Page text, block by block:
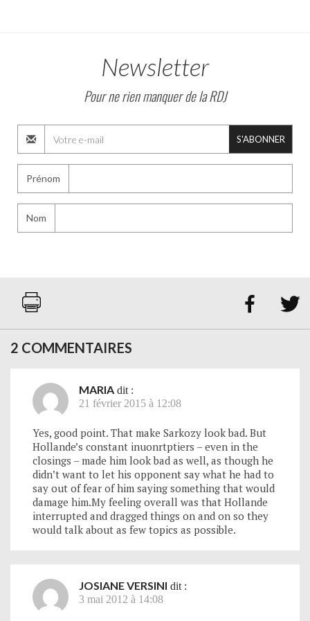
Newsletter
Pour ne rien manquer de la RDJ
S'ABONNER
Prénom
Nom
 
2 COMMENTAIRES
MARIA dit :
21 février 2015 à 12:08
Yes, good point. That make Sarkozy look bad. But
Hollande’s constant inuonrtptiers – even in the
closings – made him look bad as well, as though he
didn’t want to let his opponent say what he had to
say out of fear of him saying something that would
damage him.My feeling overall was that Hollande
interrupted and dragged things on and on so they
would talk about as few topics as possible.
JOSIANE VERSINI dit :
3 mai 2012 à 14:08